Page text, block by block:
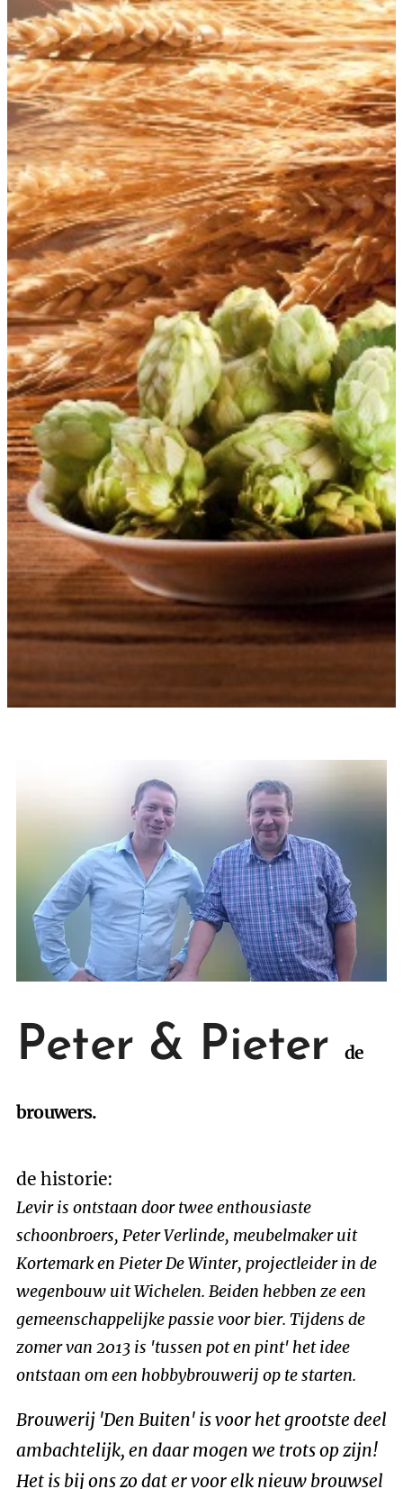
Peter & Pieter de
brouwers.
de historie:
Levir is ontstaan door twee enthousiaste
schoonbroers, Peter Verlinde, meubelmaker uit
Kortemark en Pieter De Winter, projectleider in de
wegenbouw uit Wichelen. Beiden hebben ze een
gemeenschappelijke passie voor bier. Tijdens de
zomer van 2013 is 'tussen pot en pint' het idee
ontstaan om een hobbybrouwerij op te starten.
Brouwerij 'Den Buiten' is voor het grootste deel
ambachtelijk, en daar mogen we trots op zijn!
Het is bij ons zo dat er voor elk nieuw brouwsel